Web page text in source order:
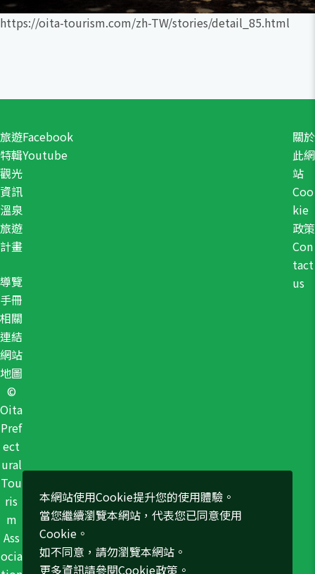
https://oita-tourism.com/zh-TW/stories/detail_85.html
旅遊
特輯
觀光
資訊
溫泉
旅遊
計畫
導覽
手冊
相關
連結
網站
地圖
關於
此網
站
Coo
kie
政策
Con
tact
us
Facebook
Youtube
©
Oita
Pref
ect
ural
Tou
ris
m
Ass
ocia
本網站使用Cookie提升您的使用體驗。
當您繼續瀏覽本網站，代表您已同意使用
Cookie。
如不同意，請勿瀏覽本網站。
更多資訊請參閱Cookie政策 。